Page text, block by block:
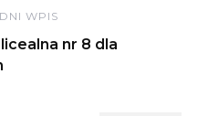
WPIS
nr 8 dla